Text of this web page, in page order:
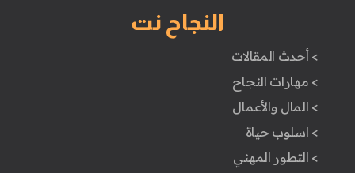
النجاح نت
> أحدث المقالات
> مهارات النجاح
> المال والأعمال
> اسلوب حياة
> التطور المهني